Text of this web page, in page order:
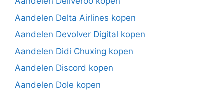
Aandelen Delta Airlines kopen
Aandelen Devolver Digital kopen
Aandelen Didi Chuxing kopen
Aandelen Discord kopen
Aandelen Dole kopen